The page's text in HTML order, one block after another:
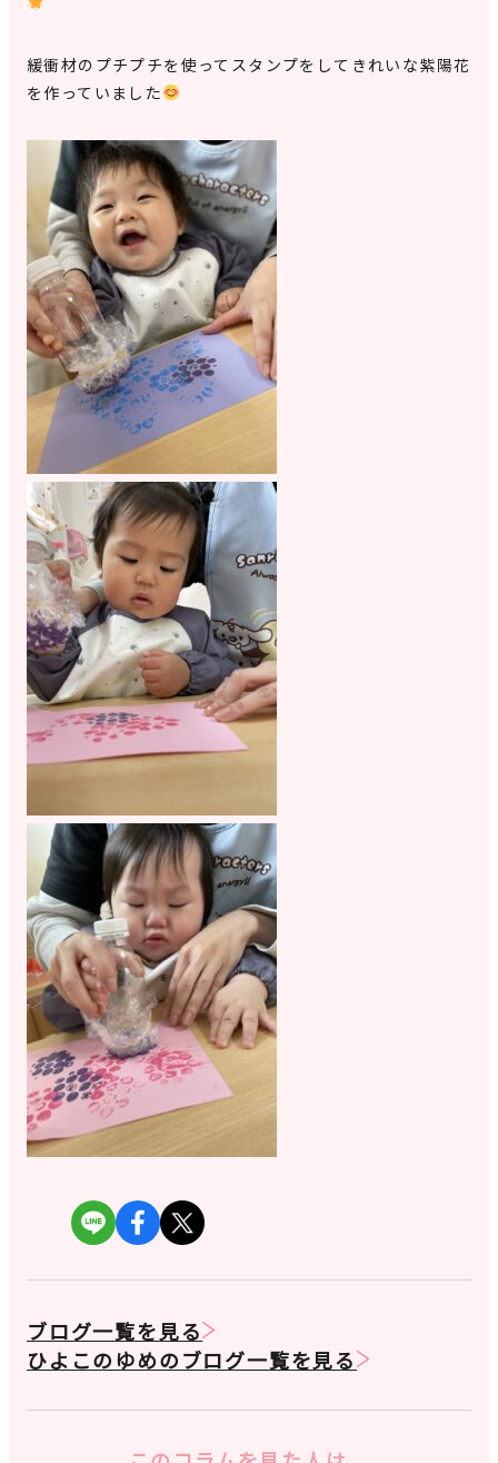
緩衝材のプチプチを使ってスタンプをしてきれいな紫陽花
を作っていました
ブログ一覧を見る
ひよこのゆめのブログ一覧を見る